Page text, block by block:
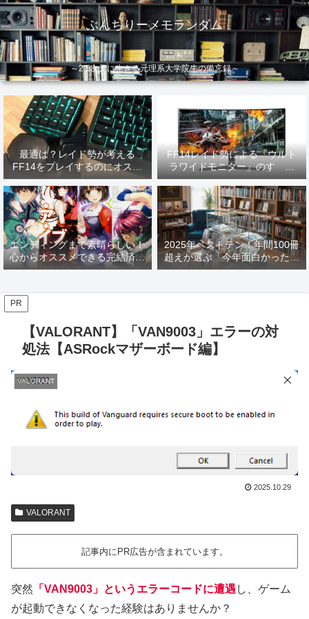
ぶんちりーメモランダム
～2.5次元に生きる元理系大学院生の備忘録～
最適は？レイド勢が考える
FF14をプレイするのにオスス
メなデバイス【2026年更新】
FF14レイド勢による『ウルト
ラワイドモニター』のすゝめ
【2026年更新】
エンディングまで素晴らしい！
心からオススメできる完結済み
ラノベ
2025年ベストテン！年間100冊
超えが選ぶ「今年面白かった本
10選」！
PR
【VALORANT】「VAN9003」エラーの対
処法【ASRockマザーボード編】
VALORANT
2025.10.29
VALORANT
記事内にPR広告が含まれています。
突然 「 VAN9003 」というエラーコードに遭遇 し、ゲーム
が起動できなくなった経験はありませんか？